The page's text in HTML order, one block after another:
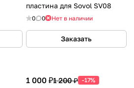
пластина для Sovol SV08
0 0 Нет в наличии
Заказать
1 000 ₽1 200 ₽ -17%